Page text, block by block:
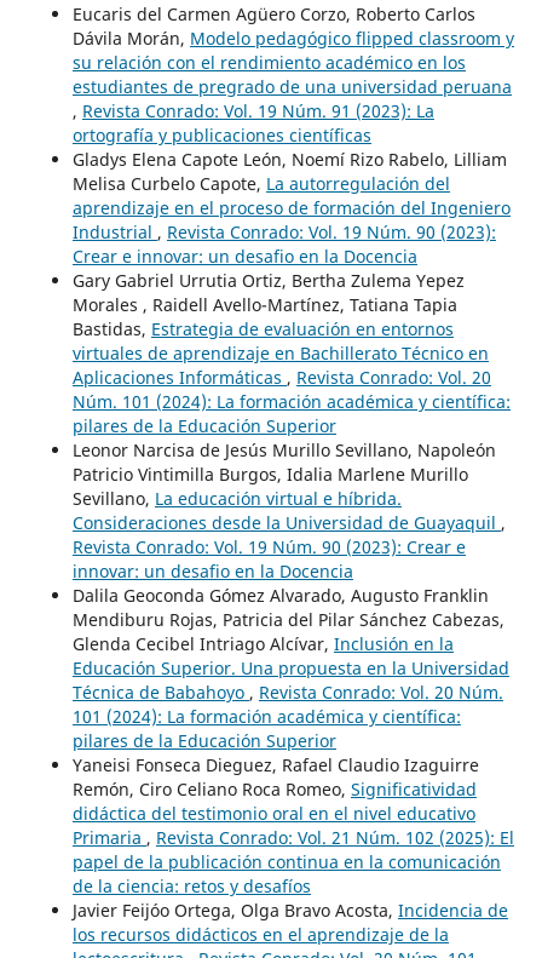
Eucaris del Carmen Agüero Corzo, Roberto Carlos
Dávila Morán, Modelo pedagógico flipped classroom y
su relación con el rendimiento académico en los
estudiantes de pregrado de una universidad peruana
, Revista Conrado: Vol. 19 Núm. 91 (2023): La
ortografía y publicaciones científicas
Gladys Elena Capote León, Noemí Rizo Rabelo, Lilliam
Melisa Curbelo Capote, La autorregulación del
aprendizaje en el proceso de formación del Ingeniero
Industrial , Revista Conrado: Vol. 19 Núm. 90 (2023):
Crear e innovar: un desafio en la Docencia
Gary Gabriel Urrutia Ortiz, Bertha Zulema Yepez
Morales , Raidell Avello-Martínez, Tatiana Tapia
Bastidas, Estrategia de evaluación en entornos
virtuales de aprendizaje en Bachillerato Técnico en
Aplicaciones Informáticas , Revista Conrado: Vol. 20
Núm. 101 (2024): La formación académica y científica:
pilares de la Educación Superior
Leonor Narcisa de Jesús Murillo Sevillano, Napoleón
Patricio Vintimilla Burgos, Idalia Marlene Murillo
Sevillano, La educación virtual e híbrida.
Consideraciones desde la Universidad de Guayaquil ,
Revista Conrado: Vol. 19 Núm. 90 (2023): Crear e
innovar: un desafio en la Docencia
Dalila Geoconda Gómez Alvarado, Augusto Franklin
Mendiburu Rojas, Patricia del Pilar Sánchez Cabezas,
Glenda Cecibel Intriago Alcívar, Inclusión en la
Educación Superior. Una propuesta en la Universidad
Técnica de Babahoyo , Revista Conrado: Vol. 20 Núm.
101 (2024): La formación académica y científica:
pilares de la Educación Superior
Yaneisi Fonseca Dieguez, Rafael Claudio Izaguirre
Remón, Ciro Celiano Roca Romeo, Significatividad
didáctica del testimonio oral en el nivel educativo
Primaria , Revista Conrado: Vol. 21 Núm. 102 (2025): El
papel de la publicación continua en la comunicación
de la ciencia: retos y desafíos
Javier Feijóo Ortega, Olga Bravo Acosta, Incidencia de
los recursos didácticos en el aprendizaje de la